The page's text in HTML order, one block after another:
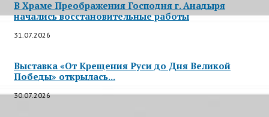
В Храме Преображения Господня г. Анадыря
начались восстановительные работы
31.07.2026
Выставка «От Крещения Руси до Дня Великой
Победы» открылась...
30.07.2026